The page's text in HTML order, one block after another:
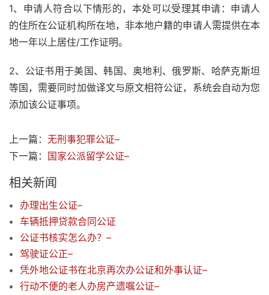
1、申请人符合以下情形的，本处可以受理其申请：申请人
的住所在公证机构所在地，非本地户籍的申请人需提供在本
地一年以上居住/工作证明。
2、公证书用于美国、韩国、奥地利、俄罗斯、哈萨克斯坦
等国，需要同时加做译文与原文相符公证，系统会自动为您
添加该公证事项。
上一篇： 无刑事犯罪公证–
下一篇： 国家公派留学公证–
相关新闻
办理出生公证–
车辆抵押贷款合同公证
公证书核实怎么办？–
驾驶证公正–
凭外地公证书在北京再次办公证和外事认证–
行动不便的老人办房产遗嘱公证–